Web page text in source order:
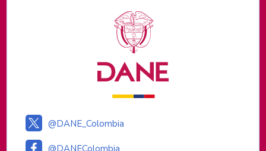
Logos institucionales
@DANE_Colombia
@DANEColombia